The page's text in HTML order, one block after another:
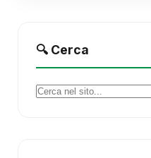
🔍 Cerca
Cerca: